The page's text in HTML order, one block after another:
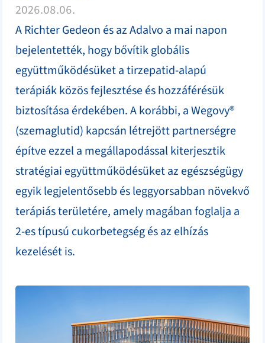
2026.08.06.
A Richter Gedeon és az Adalvo a mai napon
bejelentették, hogy bővítik globális
együttműködésüket a tirzepatid-alapú
terápiák közös fejlesztése és hozzáférésük
biztosítása érdekében. A korábbi, a Wegovy®
(szemaglutid) kapcsán létrejött partnerségre
építve ezzel a megállapodással kiterjesztik
stratégiai együttműködésüket az egészségügy
egyik legjelentősebb és leggyorsabban növekvő
terápiás területére, amely magában foglalja a
2-es típusú cukorbetegség és az elhízás
kezelését is.